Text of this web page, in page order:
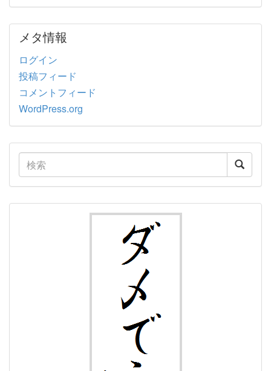
メタ情報
ログイン
投稿フィード
コメントフィード
WordPress.org